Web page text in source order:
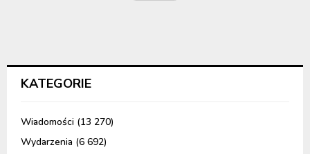
KATEGORIE
Wiadomości (13 270)
Wydarzenia (6 692)